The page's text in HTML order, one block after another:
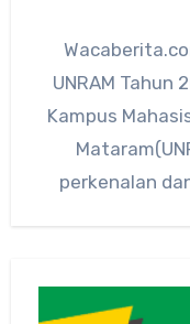
UNRAM Tahun
Kampus
perkenalan